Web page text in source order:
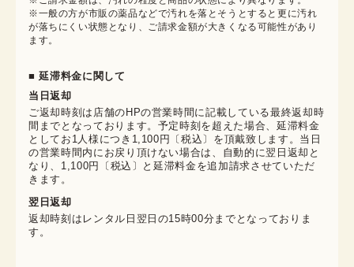
※一般の方が市販の薬品などで汚れを落とそうとすると更に汚れ
が落ちにくい状態となり、ご請求金額が大きくなる可能性があり
ます。
■ 延滞料金に関して
当日返却
ご返却時刻は店舗のHPの営業時間に記載している最終返却時
間までとなっております。予定時刻を超えた場合、延滞料金
としてお1人様につき1,100円〔税込〕を頂戴致します。当日
の営業時間内にお戻り頂けない場合は、自動的に翌日返却と
なり、1,100円〔税込〕と延滞料金を追加請求させていただ
きます。
翌日返却
返却時刻はレンタル日翌日の15時00分までとなっておりま
す。